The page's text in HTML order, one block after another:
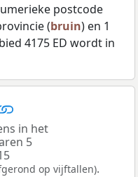
postcode
(bruin) en 1
4175 ED wordt in
in het
5
op vijftallen).